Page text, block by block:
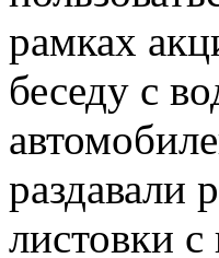
рамках
беседу с
раздавали
листовки